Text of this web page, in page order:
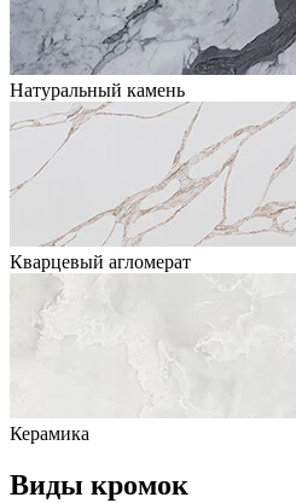
Натуральный камень
Кварцевый агломерат
Керамика
Виды кромок